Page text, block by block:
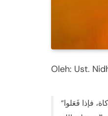
Oleh: Ust.
“أُمِرتُ أنْ أُقاتلَ النَّاسَ حتَّى يَشهدوا أنْ لا إله إلاَّ الله وأنَّ مُحمَّدًا رسولُ الله، ويُقيموا الصَّلاة، ويُؤْتوا الزَّكاة، فإذا فَعَلوا